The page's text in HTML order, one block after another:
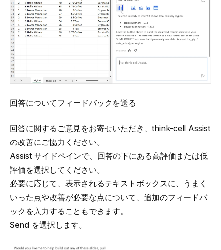
回答についてフィードバックを送る
回答に関するご意見をお寄せいただき、think-cell Assist
の改善にご協力ください。
Assist サイドペインで、回答の下にある高評価または低
評価を選択してください。
必要に応じて、表示されるテキストボックスに、うまく
いった点や改善が必要な点について、追加のフィードバ
ックを入力することもできます。
Send を選択します。